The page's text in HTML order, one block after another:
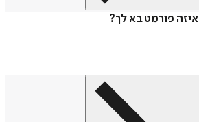
איזה פורמט בא לך?